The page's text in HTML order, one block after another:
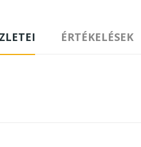
ÉRTÉKELÉSEK